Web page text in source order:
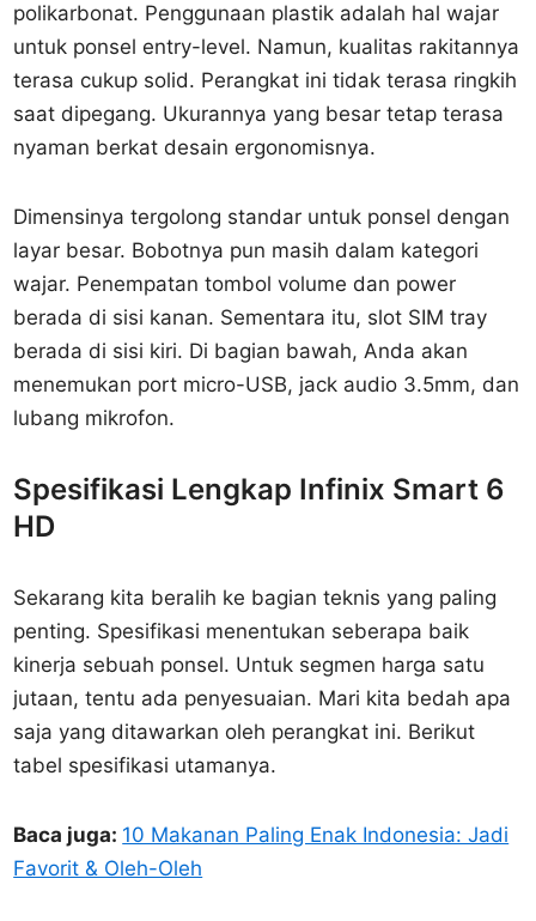
polikarbonat. Penggunaan plastik adalah hal wajar
untuk ponsel entry-level. Namun, kualitas rakitannya
terasa cukup solid. Perangkat ini tidak terasa ringkih
saat dipegang. Ukurannya yang besar tetap terasa
nyaman berkat desain ergonomisnya.
Dimensinya tergolong standar untuk ponsel dengan
layar besar. Bobotnya pun masih dalam kategori
wajar. Penempatan tombol volume dan power
berada di sisi kanan. Sementara itu, slot SIM tray
berada di sisi kiri. Di bagian bawah, Anda akan
menemukan port micro-USB, jack audio 3.5mm, dan
lubang mikrofon.
Spesifikasi Lengkap Infinix Smart 6
HD
Sekarang kita beralih ke bagian teknis yang paling
penting. Spesifikasi menentukan seberapa baik
kinerja sebuah ponsel. Untuk segmen harga satu
jutaan, tentu ada penyesuaian. Mari kita bedah apa
saja yang ditawarkan oleh perangkat ini. Berikut
tabel spesifikasi utamanya.
Baca juga: 10 Makanan Paling Enak Indonesia: Jadi
Favorit & Oleh-Oleh